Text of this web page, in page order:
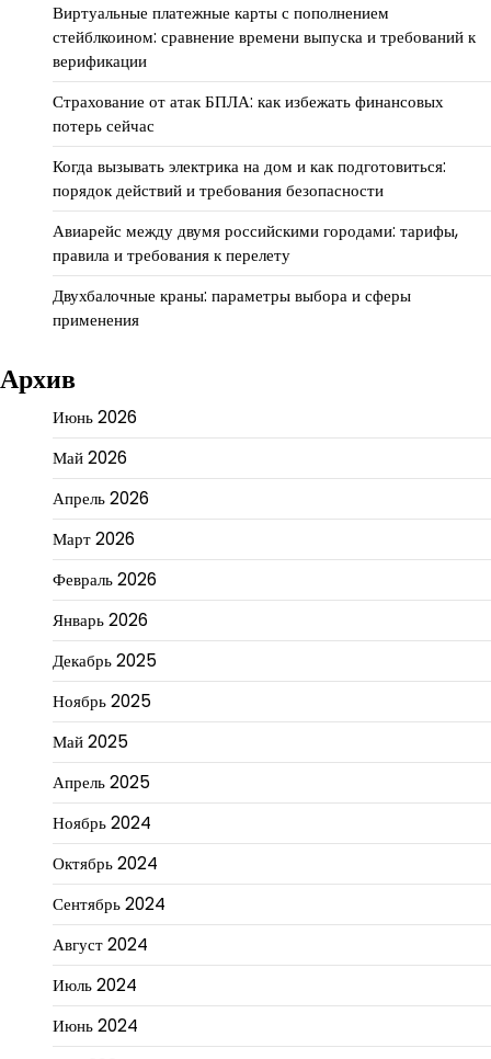
Виртуальные платежные карты с пополнением
стейблкоином: сравнение времени выпуска и требований к
верификации
Страхование от атак БПЛА: как избежать финансовых
потерь сейчас
Когда вызывать электрика на дом и как подготовиться:
порядок действий и требования безопасности
Авиарейс между двумя российскими городами: тарифы,
правила и требования к перелету
Двухбалочные краны: параметры выбора и сферы
применения
Архив
Июнь 2026
Май 2026
Апрель 2026
Март 2026
Февраль 2026
Январь 2026
Декабрь 2025
Ноябрь 2025
Май 2025
Апрель 2025
Ноябрь 2024
Октябрь 2024
Сентябрь 2024
Август 2024
Июль 2024
Июнь 2024